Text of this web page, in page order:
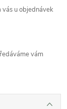
vás u objednávek
vám